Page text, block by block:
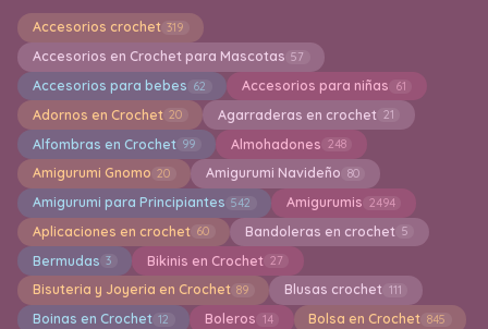
Accesorios crochet 319
Accesorios en Crochet para Mascotas 57
Accesorios para bebes 62 Accesorios para niñas 61
Adornos en Crochet 20 Agarraderas en crochet 21
Alfombras en Crochet 99 Almohadones 248
Amigurumi Gnomo 20 Amigurumi Navideño 80
Amigurumi para Principiantes 542 Amigurumis 2494
Aplicaciones en crochet 60 Bandoleras en crochet 5
Bermudas 3 Bikinis en Crochet 27
Bisuteria y Joyeria en Crochet 89 Blusas crochet 111
Boinas en Crochet 12 Boleros 14 Bolsa en Crochet 845